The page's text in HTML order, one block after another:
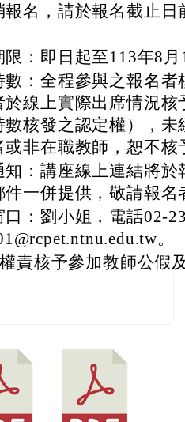
報名，請於報名截止
限：即日起至113年8
數：全程參與之報名
於線上實際出席情況
數核發之認定權），
或非在職教師，恕不核
知：講座線上連結將
件一併提供，敬請報
口：劉小姐，電話02-
。
責核予參加教師公假